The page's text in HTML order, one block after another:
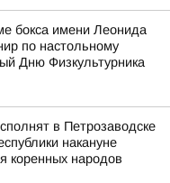
бокса имени Леонида
по настольному
Дню Физкультурника
в Петрозаводске
накануне
коренных народов